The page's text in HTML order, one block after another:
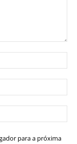
para a próxima